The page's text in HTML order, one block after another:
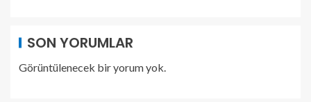
SON YORUMLAR
Görüntülenecek bir yorum yok.